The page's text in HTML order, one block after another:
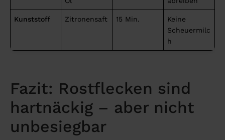
Kunststoff Zitronensaft 15 Min.
Keine
Scheuermilc
h
Fazit: Rostflecken sind
hartnäckig – aber nicht
unbesiegbar